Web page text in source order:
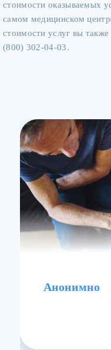
стоимости оказываемых
самом медицинском
стоимости услуг вы
(800) 302-04-03.
Анонимно